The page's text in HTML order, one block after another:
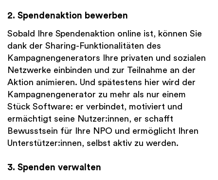
2. Spendenaktion bewerben
Sobald Ihre Spendenaktion online ist, können Sie
dank der Sharing-Funktionalitäten des
Kampagnengenerators Ihre privaten und sozialen
Netzwerke einbinden und zur Teilnahme an der
Aktion animieren. Und spätestens hier wird der
Kampagnengenerator zu mehr als nur einem
Stück Software: er verbindet, motiviert und
ermächtigt seine Nutzer:innen, er schafft
Bewusstsein für Ihre NPO und ermöglicht Ihren
Unterstützer:innen, selbst aktiv zu werden.
3. Spenden verwalten